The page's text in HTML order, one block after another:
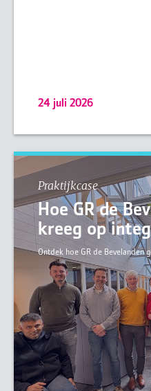
24 juli 2026
Praktijkcase
Hoe GR de
kreeg op
Ontdek hoe GR de Bevelanden